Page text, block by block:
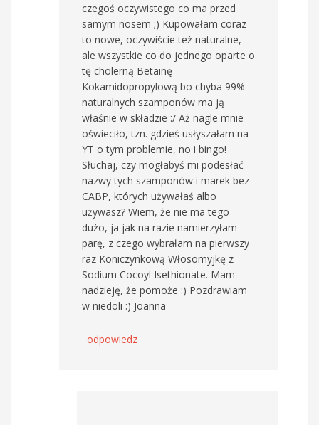
czegoś oczywistego co ma przed
samym nosem ;) Kupowałam coraz
to nowe, oczywiście też naturalne,
ale wszystkie co do jednego oparte o
tę cholerną Betainę
Kokamidopropylową bo chyba 99%
naturalnych szamponów ma ją
właśnie w składzie :/ Aż nagle mnie
oświeciło, tzn. gdzieś usłyszałam na
YT o tym problemie, no i bingo!
Słuchaj, czy mogłabyś mi podesłać
nazwy tych szamponów i marek bez
CABP, których używałaś albo
używasz? Wiem, że nie ma tego
dużo, ja jak na razie namierzyłam
parę, z czego wybrałam na pierwszy
raz Koniczynkową Włosomyjkę z
Sodium Cocoyl Isethionate. Mam
nadzieję, że pomoże :) Pozdrawiam
w niedoli :) Joanna
odpowiedz